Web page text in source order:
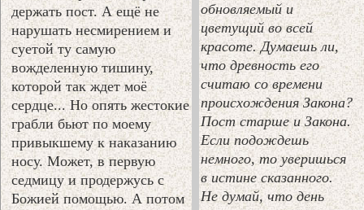
обновляемый и
цветущий во всей
красоте. Думаешь ли,
что древность его
считаю со времени
происхождения Закона?
Пост старше и Закона.
Если подождешь
немного, то уверишься
в истине сказанного.
Не думай, что день
держать пост. А ещё не
нарушать несмирением и
суетой ту самую
вожделенную тишину,
которой так ждет моё
сердце... Но опять жестокие
грабли бьют по моему
привыкшему к наказанию
носу. Может, в первую
седмицу и продержусь с
Божией помощью. А потом